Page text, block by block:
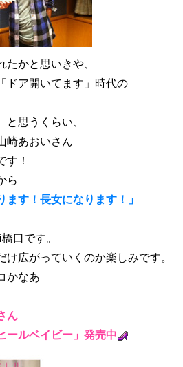
かと思いきや、
ドア開いてます」時代の
思うくらい、
崎あおいさん
！
ら
ます！長女になります！」
口です。
け広がっていくのか楽しみです。
かなあ
ん
ールベイビー」発売中